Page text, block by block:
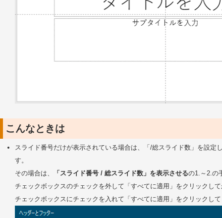
こんなときは
スライド番号だけが表示されている場合は、「/総スライド数」を設定
す。
その場合は、
「スライド番号 / 総スライド数」を表示させるの1.～2.の
チェックボックスのチェックを外して「すべてに適用」をクリックし
チェックボックスにチェックを入れて「すべてに適用」をクリックし